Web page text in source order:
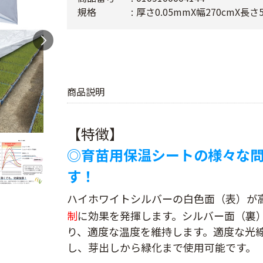
商品説明
【特徴】
◎育苗用保温シートの様々な
す！
ハイホワイトシルバーの白色面（表）が
制に効果を発揮します。シルバー面（
り、適度な温度を維持します。適度な
し、芽出しから緑化まで使用可能です。
規格
厚さ0.05mmX幅270cmX長